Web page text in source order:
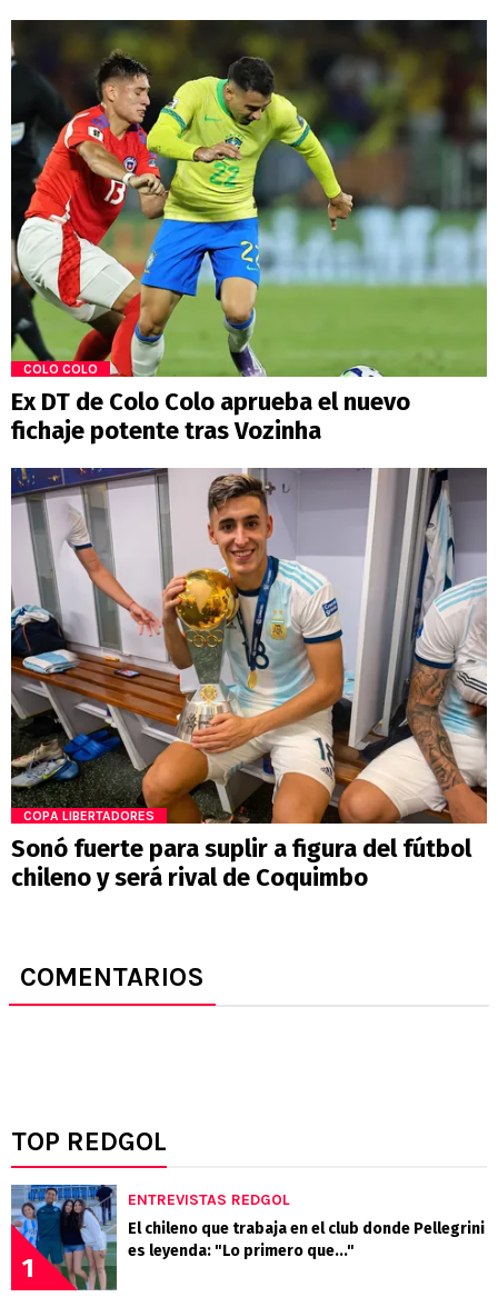
COLO COLO
Ex DT de Colo Colo aprueba el nuevo
fichaje potente tras Vozinha
COPA LIBERTADORES
Sonó fuerte para suplir a figura del fútbol
chileno y será rival de Coquimbo
COMENTARIOS
TOP REDGOL
1
ENTREVISTAS REDGOL
El chileno que trabaja en el club donde Pellegrini
es leyenda: "Lo primero que..."